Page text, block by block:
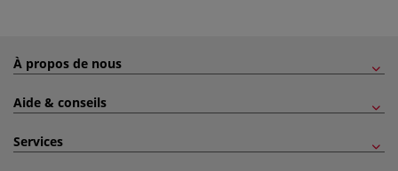
À propos de nous
Aide & conseils
Services